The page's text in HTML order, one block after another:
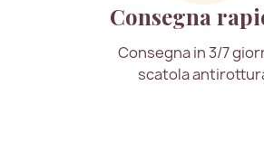
Consegna
Consegna in 3/7
scatola